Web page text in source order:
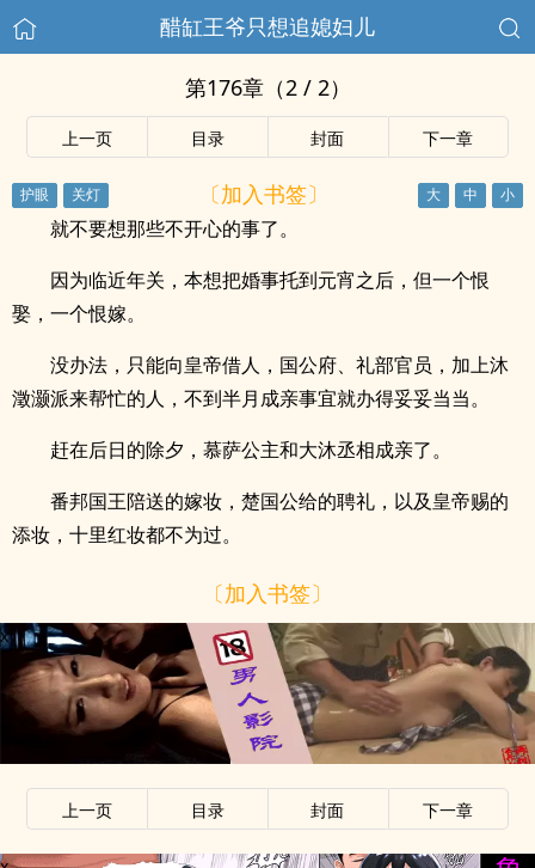
醋缸王爷只想追媳妇儿
第176章（2 / 2）
上一页 目录 封面 下一章
〔加入书签〕
就不要想那些不开心的事了。
因为临近年关，本想把婚事托到元宵之后，但一个恨
娶，一个恨嫁。
没办法，只能向皇帝借人，国公府、礼部官员，加上沐
澂灏派来帮忙的人，不到半月成亲事宜就办得妥妥当当。
赶在后日的除夕，慕萨公主和大沐丞相成亲了。
番邦国王陪送的嫁妆，楚国公给的聘礼，以及皇帝赐的
添妆，十里红妆都不为过。
〔加入书签〕
x
上一页 目录 封面 下一章